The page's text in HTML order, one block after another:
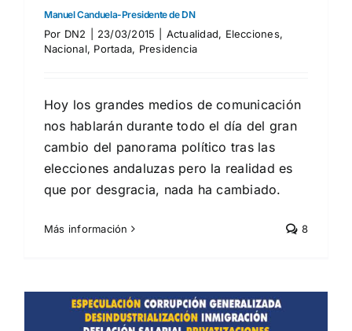
Manuel Canduela-Presidente de DN
Por DN2 23/03/2015 Actualidad, Elecciones,
Nacional, Portada, Presidencia
Hoy los grandes medios de comunicación
nos hablarán durante todo el día del gran
cambio del panorama político tras las
elecciones andaluzas pero la realidad es
que por desgracia, nada ha cambiado.
Más información 8